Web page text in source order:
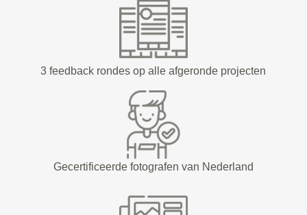
3 feedback rondes op alle afgeronde projecten
Gecertificeerde fotografen van Nederland